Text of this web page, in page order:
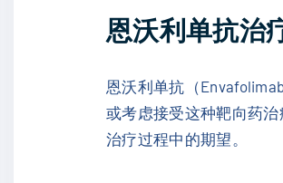
恩沃利单抗治
恩沃利单抗（
或考虑接受这种靶向药
治疗过程中的期望。